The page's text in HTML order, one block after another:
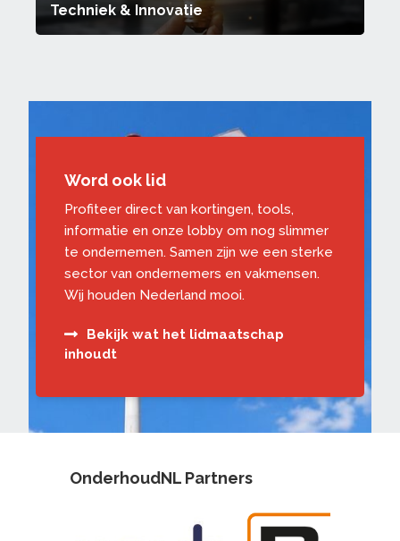
Techniek & Innovatie
Word ook lid
Profiteer direct van kortingen, tools,
informatie en onze lobby om nog slimmer
te ondernemen. Samen zijn we een sterke
sector van ondernemers en vakmensen.
Wij houden Nederland mooi.
Bekijk wat het lidmaatschap
inhoudt
OnderhoudNL Partners